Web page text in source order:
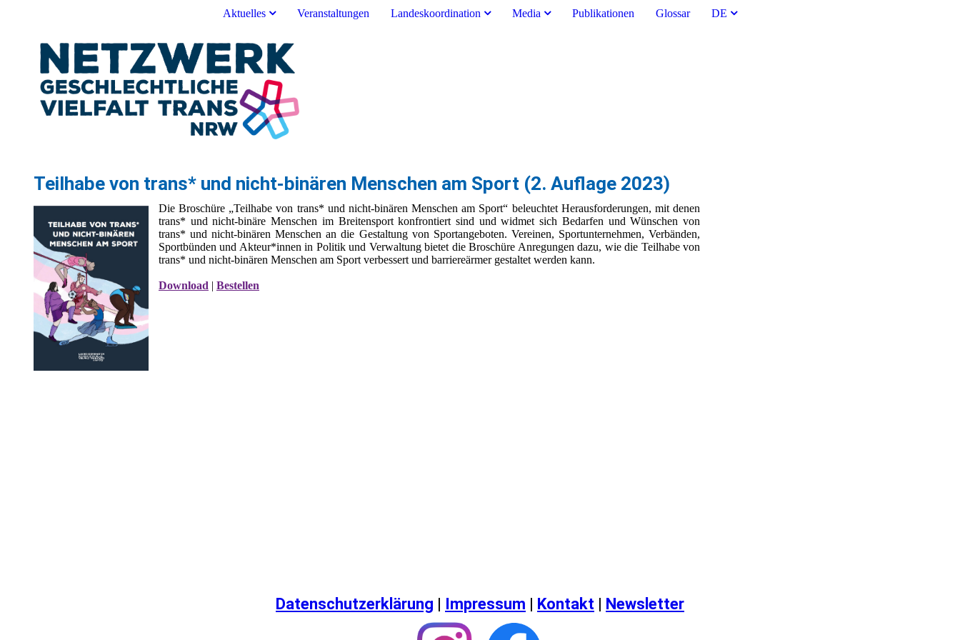
Aktuelles Veranstaltungen Landeskoordination Media Publikationen Glossar DE
Teilhabe von trans* und nicht-binären Menschen am Sport (2. Auflage 2023)
Die Broschüre „Teilhabe von trans* und nicht-binären Menschen am Sport“ beleuchtet Herausforderungen, mit denen
trans* und nicht-binäre Menschen im Breitensport konfrontiert sind und widmet sich Bedarfen und Wünschen von
trans* und nicht-binären Menschen an die Gestaltung von Sportangeboten. Vereinen, Sportunternehmen, Verbänden,
Sportbünden und Akteur*innen in Politik und Verwaltung bietet die Broschüre Anregungen dazu, wie die Teilhabe von
trans* und nicht-binären Menschen am Sport verbessert und barriereärmer gestaltet werden kann.
Download | Bestellen
Datenschutzerklärung | Impressum | Kontakt | Newsletter